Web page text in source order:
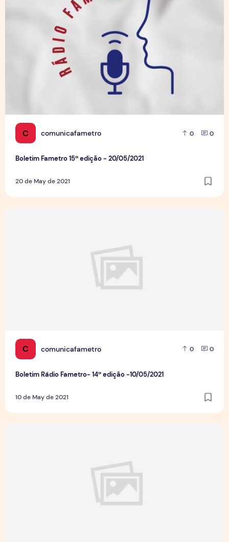
C comunicafametro 0 0
Boletim Fametro 15ª edição - 20/05/2021
20 de May de 2021
C comunicafametro 0 0
Boletim Rádio Fametro- 14ª edição -10/05/2021
10 de May de 2021